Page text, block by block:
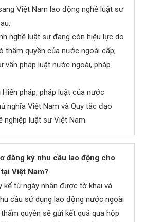
Việt Nam lao động nghề luật sư
nghề luật sư đang còn hiệu lực do
thẩm quyền của nước ngoài cấp;
vấn pháp luật nước ngoài, pháp
pháp, pháp luật của nước
nghĩa Việt Nam và Quy tắc đạo
nghiệp luật sư Việt Nam.
đăng ký nhu cầu lao động cho
Việt Nam?
kể từ ngày nhận được tờ khai và
cầu sử dụng lao động nước ngoài
quyền sẽ gửi kết quả qua hộp